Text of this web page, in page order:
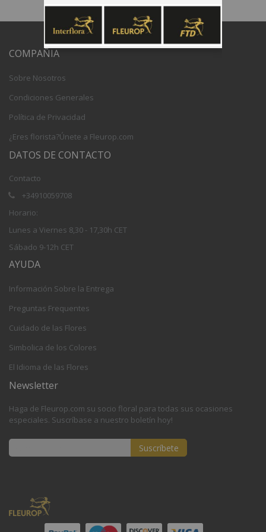
COMPAÑIA
Sobre Nosotros
Condiciones Generales
Política de Privacidad
¿Eres florista?Únete a Fleurop.com
DATOS DE CONTACTO
Contacto
+34910059708
Horario:
Lunes a Viernes 8,30 - 17,30h CET
Sábado 9-12h CET
AYUDA
Información Sobre la Entrega
Preguntas Frequentes
Cuidado de las Flores
Simbolica de los Colores
El Idioma de las Flores
Newsletter
Haga de Fleurop.com su socio floral para todas sus ocasiones
especiales. Suscríbase a nuestro boletín hoy!
nuestro
boletín
de
Suscríbete